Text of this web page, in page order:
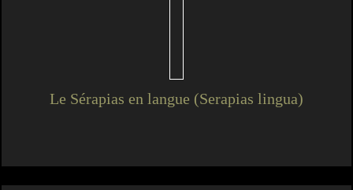
Le Sérapias en langue (Serapias lingua)